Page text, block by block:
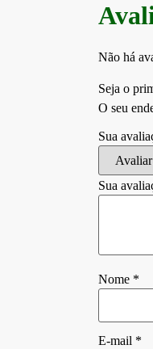
Não há
Seja o
O seu
Sua
Sua
Nome *
E-mail *